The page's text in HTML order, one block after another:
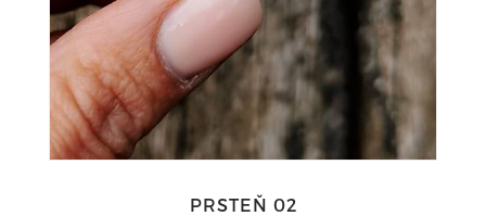
PRSTEŇ 02